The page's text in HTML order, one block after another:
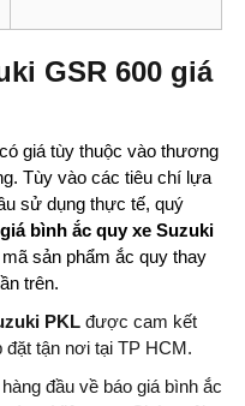
GSR 600 giá
có giá tùy thuộc vào thương
Tùy vào các tiêu chí lựa
sử dụng thực tế, quý
giá bình ắc quy xe Suzuki
sản phẩm ắc quy thay
trên.
PKL được cam kết
đặt tận nơi tại TP HCM.
đầu về báo giá bình ắc